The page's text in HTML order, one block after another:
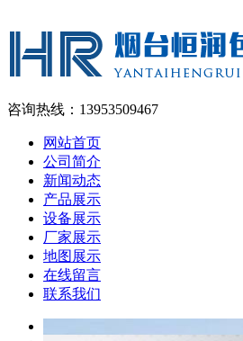
咨询热线：13953509467
网站首页
公司简介
新闻动态
产品展示
设备展示
厂家展示
地图展示
在线留言
联系我们